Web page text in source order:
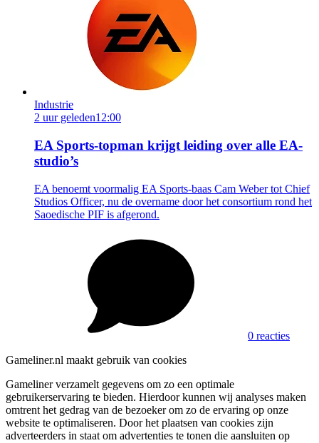
Industrie
2 uur geleden12:00
EA Sports-topman krijgt leiding over alle EA-
studio’s
EA benoemt voormalig EA Sports-baas Cam Weber tot Chief
Studios Officer, nu de overname door het consortium rond het
Saoedische PIF is afgerond.
0 reacties
Gameliner.nl maakt gebruik van cookies
Gameliner verzamelt gegevens om zo een optimale
gebruikerservaring te bieden. Hierdoor kunnen wij analyses maken
omtrent het gedrag van de bezoeker om zo de ervaring op onze
website te optimaliseren. Door het plaatsen van cookies zijn
adverteerders in staat om advertenties te tonen die aansluiten op